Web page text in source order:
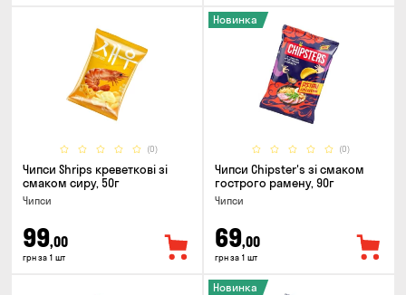
(0)
Чипси Shrips креветкові зі
смаком сиру, 50г
Чипси
99,00
грн за 1 шт
(0)
Новинка
Чипси Chipster's зі смаком
гострого рамену, 90г
Чипси
69,00
грн за 1 шт
Новинка